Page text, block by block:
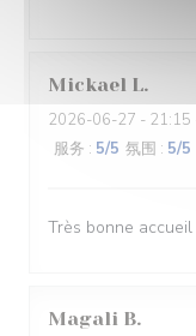
Mickael L
2026-06-27 - 21:15
服务 : 5/5 氛围 : 5/5
Très bonne
Magali B